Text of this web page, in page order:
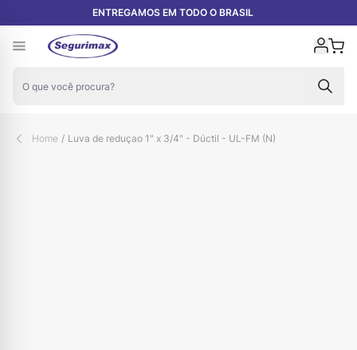
Pular para o conteúdoENTREGAMOS EM TODO O BRASIL
Home / Luva de reduçao 1" x 3/4" - Dúctil - UL-FM (N)